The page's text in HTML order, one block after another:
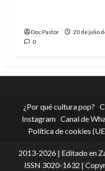
Doc Pastor
20 de julio
0
¿Por qué cultura pop?
Instagram Canal de
Política de cookies
2013-2026 | Editado en
ISSN 3020-1632 |